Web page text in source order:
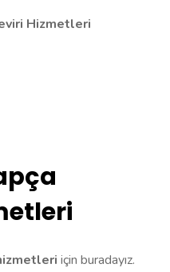
Hizmetleri
için buradayız.